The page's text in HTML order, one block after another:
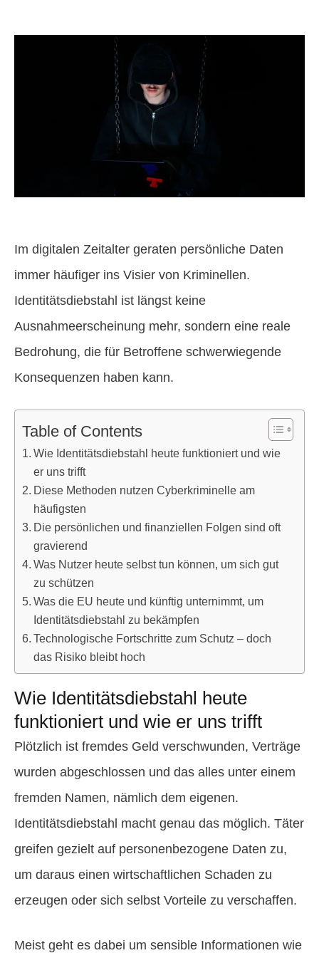
Im digitalen Zeitalter geraten persönliche Daten
immer häufiger ins Visier von Kriminellen.
Identitätsdiebstahl ist längst keine
Ausnahmeerscheinung mehr, sondern eine reale
Bedrohung, die für Betroffene schwerwiegende
Konsequenzen haben kann.
Table of Contents
Wie Identitätsdiebstahl heute funktioniert und wie
er uns trifft
Diese Methoden nutzen Cyberkriminelle am
häufigsten
Die persönlichen und finanziellen Folgen sind oft
gravierend
Was Nutzer heute selbst tun können, um sich gut
zu schützen
Was die EU heute und künftig unternimmt, um
Identitätsdiebstahl zu bekämpfen
Technologische Fortschritte zum Schutz – doch
das Risiko bleibt hoch
Wie Identitätsdiebstahl heute
funktioniert und wie er uns trifft
Plötzlich ist fremdes Geld verschwunden, Verträge
wurden abgeschlossen und das alles unter einem
fremden Namen, nämlich dem eigenen.
Identitätsdiebstahl macht genau das möglich. Täter
greifen gezielt auf personenbezogene Daten zu,
um daraus einen wirtschaftlichen Schaden zu
erzeugen oder sich selbst Vorteile zu verschaffen.
Meist geht es dabei um sensible Informationen wie